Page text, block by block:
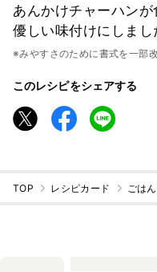
あんかけチャーハン
優しい味付けにしまし
※みやすさのために書式を一部
このレシピをシェアする
TOP レシピカード ごは